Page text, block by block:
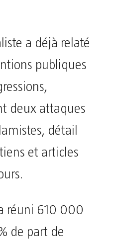
a déjà relaté
publiques
deux attaques
détail
et articles
réuni 610 000
de part de